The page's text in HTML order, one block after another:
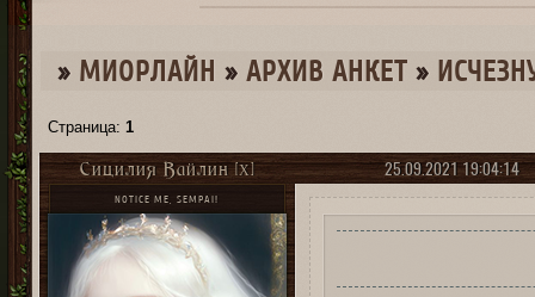
подробнее
» МИОРЛАЙН » ­АРХИВ АНКЕТ »
Страница:1
25.09.2021 19:04:14
Сицилия Вайлин [X]
NOTICE ME, SEMPAI!